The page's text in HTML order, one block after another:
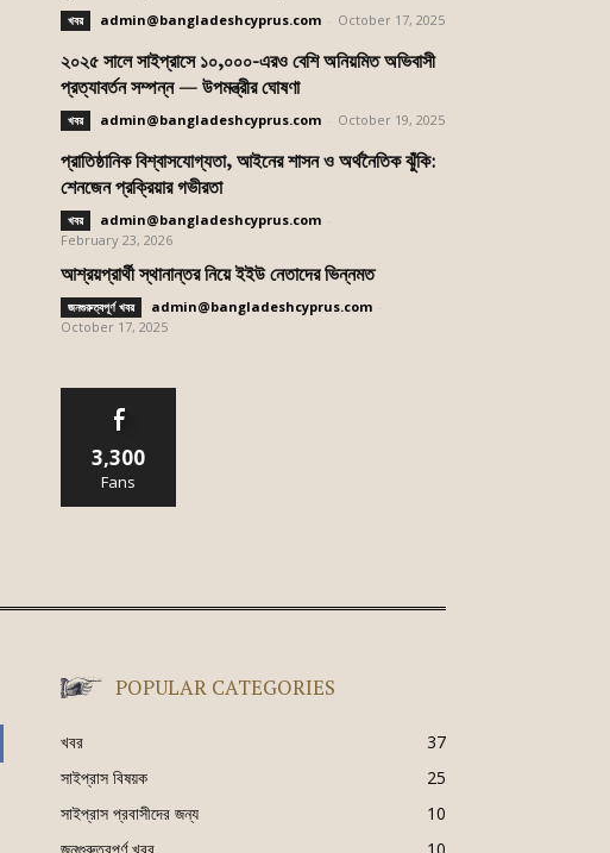
খবর admin@bangladeshcyprus.com October 17, 2025
২০২৫ সালে সাইপ্রাসে ১০,০০০-এরও বেশি অনিয়মিত অভিবাসী
প্রত্যাবর্তন সম্পন্ন — উপমন্ত্রীর ঘোষণা
খবর admin@bangladeshcyprus.com October 19, 2025
প্রাতিষ্ঠানিক বিশ্বাসযোগ্যতা, আইনের শাসন ও অর্থনৈতিক ঝুঁকি:
শেনজেন প্রক্রিয়ার গভীরতা
খবর admin@bangladeshcyprus.com
February 23, 2026
আশ্রয়প্রার্থী স্থানান্তর নিয়ে ইইউ নেতাদের ভিন্নমত
জনগুরুত্বপূর্ণ খবর admin@bangladeshcyprus.com
October 17, 2025
3,300
Fans
POPULAR CATEGORIES
খবর
37
সাইপ্রাস বিষয়ক
25
সাইপ্রাস প্রবাসীদের জন্য
10